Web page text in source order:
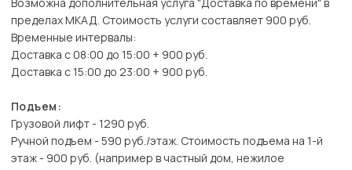
пределах МКАД. Стоимость услуги составляет 900 руб.
Временные интервалы:
Доставка с 08:00 до 15:00 + 900 руб.
Доставка с 15:00 до 23:00 + 900 руб.
Подъем:
Грузовой лифт - 1290 руб.
Ручной подъем - 590 руб./этаж. Стоимость подъема на 1-й
этаж - 900 руб. (например в частный дом, нежилое